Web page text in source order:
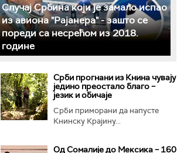
Случај Србина који је замало испао
из авиона "Рајанера" - зашто се
пореди са несрећом из 2018.
године
Срби прогнани из Книна чувају
једино преостало благо –
језик и обичаје
Срби приморани да напусте
Книнску Крајину...
Од Сомалије до Мексика – 160